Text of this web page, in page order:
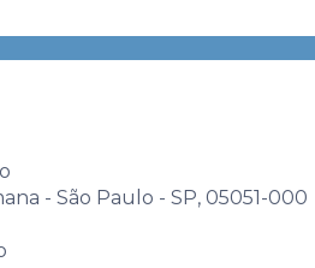
Por nível de ensino
Essencial 2024 – Brasilidades
- São Paulo - SP, 05051-000